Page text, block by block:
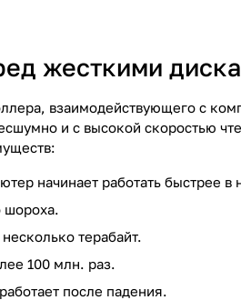
жесткими
взаимодействующего с
и с высокой скоростью
начинает работать быстрее в
шороха.
терабайт.
100 млн. раз.
после падения.